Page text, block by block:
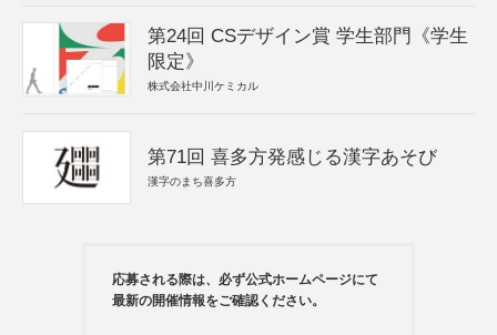
第24回 CSデザイン賞 学生部門《学生
限定》
株式会社中川ケミカル
第71回 喜多方発感じる漢字あそび
漢字のまち喜多方
応募される際は、必ず公式ホームページにて
最新の開催情報をご確認ください。